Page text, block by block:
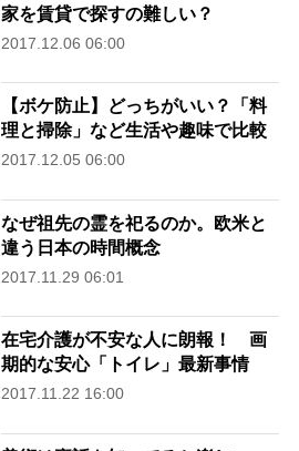
家を賃貸で探すの難しい？
2017.12.06 06:00
【ボケ防止】どっちがいい？「料
理と掃除」など生活や趣味で比較
2017.12.05 06:00
なぜ祖先の霊を祀るのか。欧米と
違う日本の時間概念
2017.11.29 06:01
在宅介護が不安な人に朗報！ 画
期的な安心「トイレ」最新事情
2017.11.22 16:00